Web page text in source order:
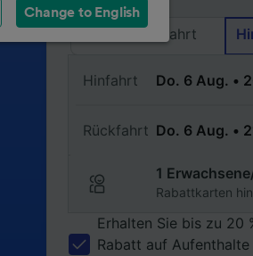
Einfache Fahrt
Hinfahrt
Rückfahrt
1
Rabattkarten
Erhalten Sie bis zu 20
Rabatt auf Aufenthalte
Change to English